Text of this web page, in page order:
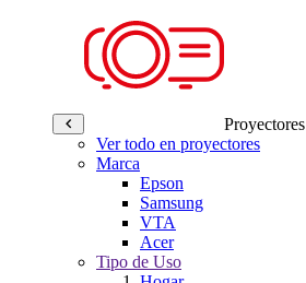
Proyectores
Ver todo en proyectores
Marca
Epson
Samsung
VTA
Acer
Tipo de Uso